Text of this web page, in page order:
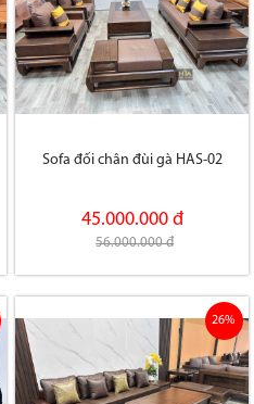
Sofa đối chân đùi gà HAS-02
45.000.000 đ
56.000.000 đ
26%